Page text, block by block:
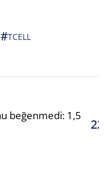
#TCELL
beğenmedi: 1,5